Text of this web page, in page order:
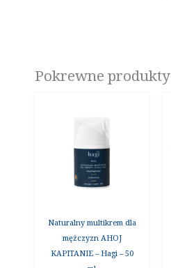
Pokrewne produkty
Naturalny multikrem dla
mężczyzn AHOJ
KAPITANIE – Hagi – 50